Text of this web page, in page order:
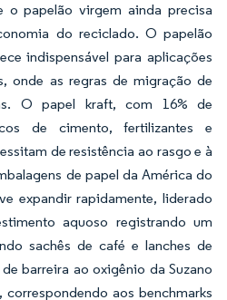
o papelão virgem ainda precisa
do reciclado. O papelão
indispensável para aplicações
onde as regras de migração de
O papel kraft, com 16% de
de cimento, fertilizantes e
de resistência ao rasgo e à
de papel da América do
expandir rapidamente, liderado
aquoso registrando um
sachês de café e lanches de
barreira ao oxigênio da Suzano
aos benchmarks